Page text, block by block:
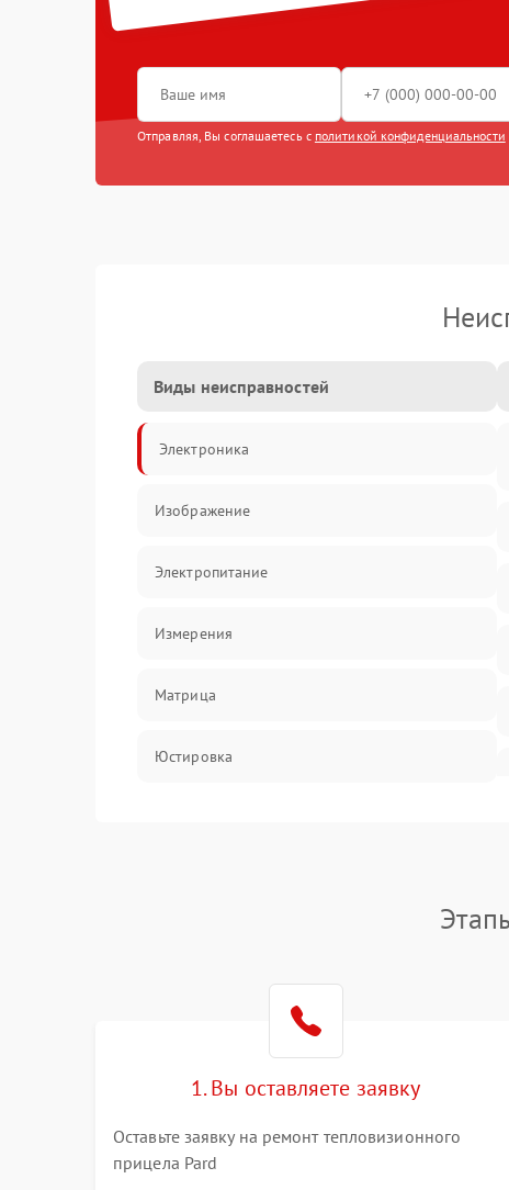
Отправляя, Вы соглашаетесь с политикой конфиденциальности
Виды неисправностей
Электроника
Изображение
Электропитание
Измерения
Матрица
Юстировка
1. Вы оставляете заявку
Оставьте заявку на ремонт тепловизионного
прицела Pard